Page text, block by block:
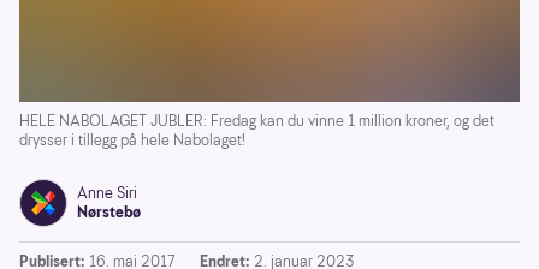
HELE NABOLAGET JUBLER: Fredag kan du vinne 1 million kroner, og det
drysser i tillegg på hele Nabolaget!
Anne Siri
Nørstebø
Publisert: 16. mai 2017 Endret: 2. januar 2023